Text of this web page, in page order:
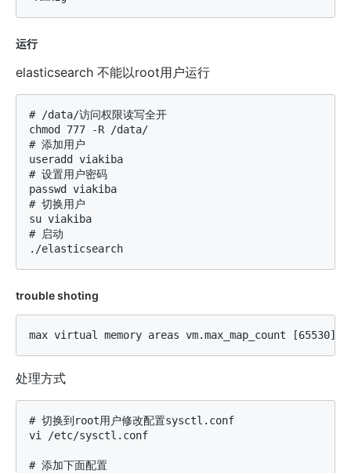
运行
elasticsearch 不能以root用户运行
# /data/访问权限读写全开
chmod 777 -R /data/
# 添加用户
useradd viakiba
# 设置用户密码
passwd viakiba
# 切换用户
su viakiba
# 启动
trouble shoting
处理方式
# 切换到root用户修改配置sysctl.conf
vi /etc/sysctl.conf
# 添加下面配置